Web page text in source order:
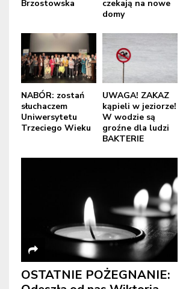
Brzostowska
czekają na nowe
domy
NABÓR: zostań
słuchaczem
Uniwersytetu
Trzeciego Wieku
UWAGA! ZAKAZ
kąpieli w jeziorze!
W wodzie są
groźne dla ludzi
BAKTERIE
OSTATNIE POŻEGNANIE: